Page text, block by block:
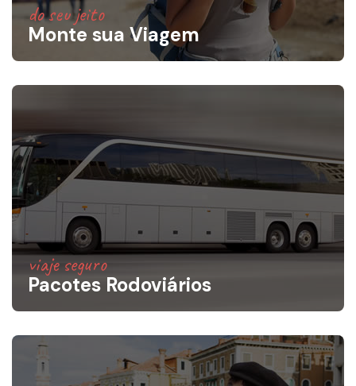
do seu jeito
Monte sua Viagem
viaje seguro
Pacotes Rodoviários